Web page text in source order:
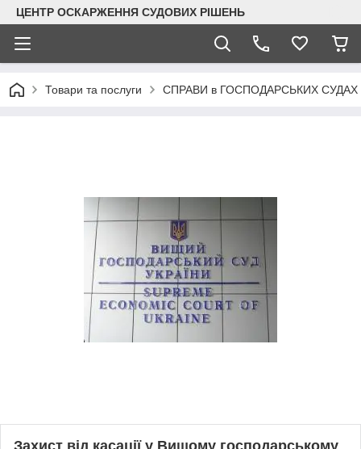
ЦЕНТР ОСКАРЖЕННЯ СУДОВИХ РІШЕНЬ
Товари та послуги СПРАВИ в ГОСПОДАРСЬКИХ СУДАХ |
Захист від касації у Вищому господарському